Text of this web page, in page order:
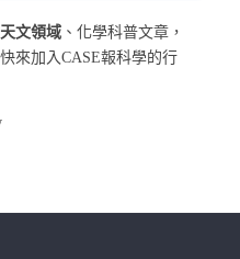
文領域 、化學科普文章，
來加入CASE報科學的行